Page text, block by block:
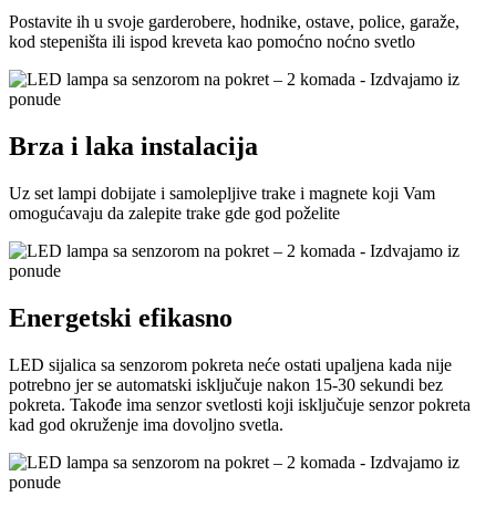
Postavite ih u svoje garderobere, hodnike, ostave, police, garaže,
kod stepeništa ili ispod kreveta kao pomoćno noćno svetlo
Brza i laka instalacija
Uz set lampi dobijate i samolepljive trake i magnete koji Vam
omogućavaju da zalepite trake gde god poželite
Energetski efikasno
LED sijalica sa senzorom pokreta neće ostati upaljena kada nije
potrebno jer se automatski isključuje nakon 15-30 sekundi bez
pokreta. Takođe ima senzor svetlosti koji isključuje senzor pokreta
kad god okruženje ima dovoljno svetla.